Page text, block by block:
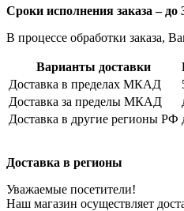
Сроки исполнения заказа –
В процессе обработки заказа,
Варианты доставки
Доставка в пределах МКАД
Доставка за пределы МКАД
Доставка в другие регионы РФ
Доставка в регионы
Уважаемые посетители!
Наш магазин осуществляет